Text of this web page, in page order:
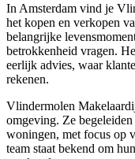
In Amsterdam vind je
het kopen en verkopen
belangrijke
betrokkenheid vragen.
eerlijk advies, waar
rekenen.
Vlindermolen
omgeving. Ze
woningen, met focus op
team staat bekend om